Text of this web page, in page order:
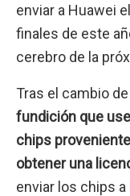
enviar a Huawei
finales de este
cerebro de la
Tras el cambio
fundición que
chips
obtener una
enviar los chips